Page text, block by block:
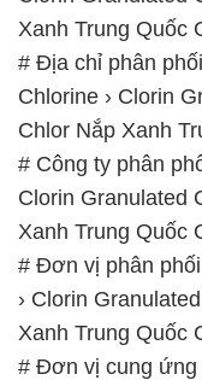
Xanh Trung Quốc
# Địa chỉ phân
Chlorine › Clorin
Chlor Nắp Xanh
# Công ty phân
Clorin Granulated
Xanh Trung Quốc
# Đơn vị phân
› Clorin
Xanh Trung Quốc
# Đơn vị cung ứng